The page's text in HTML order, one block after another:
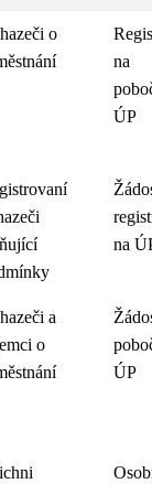
o
na
ÚP
na
a
o
ÚP